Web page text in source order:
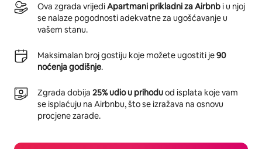
Ova zgrada vrijediApartmani prikladni za Airbnb i u njoj
se nalaze pogodnosti adekvatne za ugošćavanje u
vašem stanu.
Maksimalan broj gostiju koje možete ugostiti je90
noćenja godišnje.
Zgrada dobija 25% udio u prihoduod isplata koje vam
se isplaćuju na Airbnbu, što se izražava na osnovu
procjene zarade.